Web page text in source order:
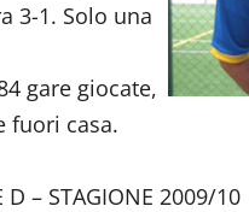
3-1. Solo una
gare giocate,
fuori casa.
D – STAGIONE 2009/10